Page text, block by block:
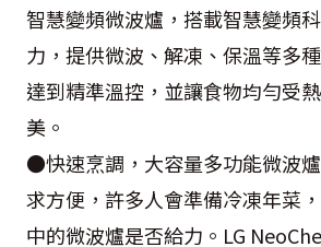
智慧變頻微波爐，搭載智慧變頻
力，提供微波、解凍、保溫等多
達到精準溫控，並讓食物均勻受
美。
●快速烹調，大容量多功能微波
求方便，許多人會準備冷凍年菜
中的微波爐是否給力。LG